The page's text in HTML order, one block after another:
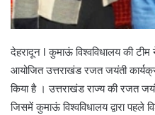
देहरादून l कुमाऊं विश्वविधालय की टीम
आयोजित उत्तराखंड रजत जयंती
किया है । उत्तराखंड राज्य की रजत
जिसमें कुमाऊं विश्वविधालय द्वारा पहले